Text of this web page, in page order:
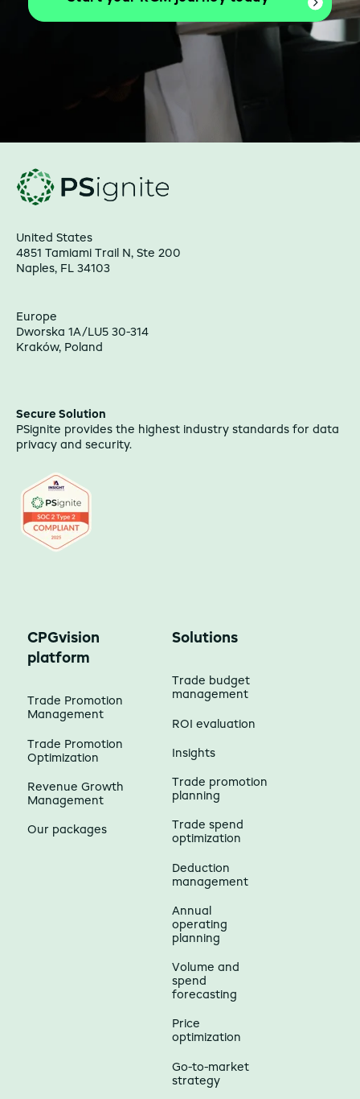
United States
4851 Tamiami Trail N, Ste 200
Naples, FL 34103
Europe
Dworska 1A/LU5 30-314
Kraków, Poland
Secure Solution
PSignite provides the highest industry standards for data
privacy and security.
CPGvision
platform
Trade Promotion
Management
Trade Promotion
Optimization
Revenue Growth
Management
Our packages
Solutions
Trade budget
management
ROI evaluation
Insights
Trade promotion
planning
Trade spend
optimization
Deduction
management
Annual
operating
planning
Volume and
spend
forecasting
Price
optimization
Go-to-market
strategy